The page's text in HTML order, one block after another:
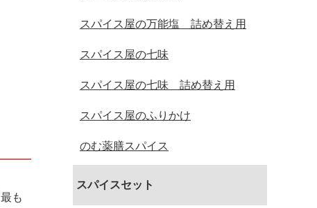
最も
スパイス屋の万能塩 詰め替え用
スパイス屋の七味
スパイス屋の七味 詰め替え用
スパイス屋のふりかけ
のむ薬膳スパイス
スパイスセット